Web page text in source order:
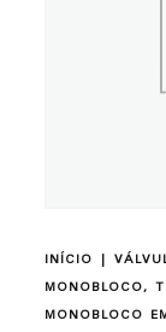
INÍCIO |
MONOBLOCO,
MONOBLOCO